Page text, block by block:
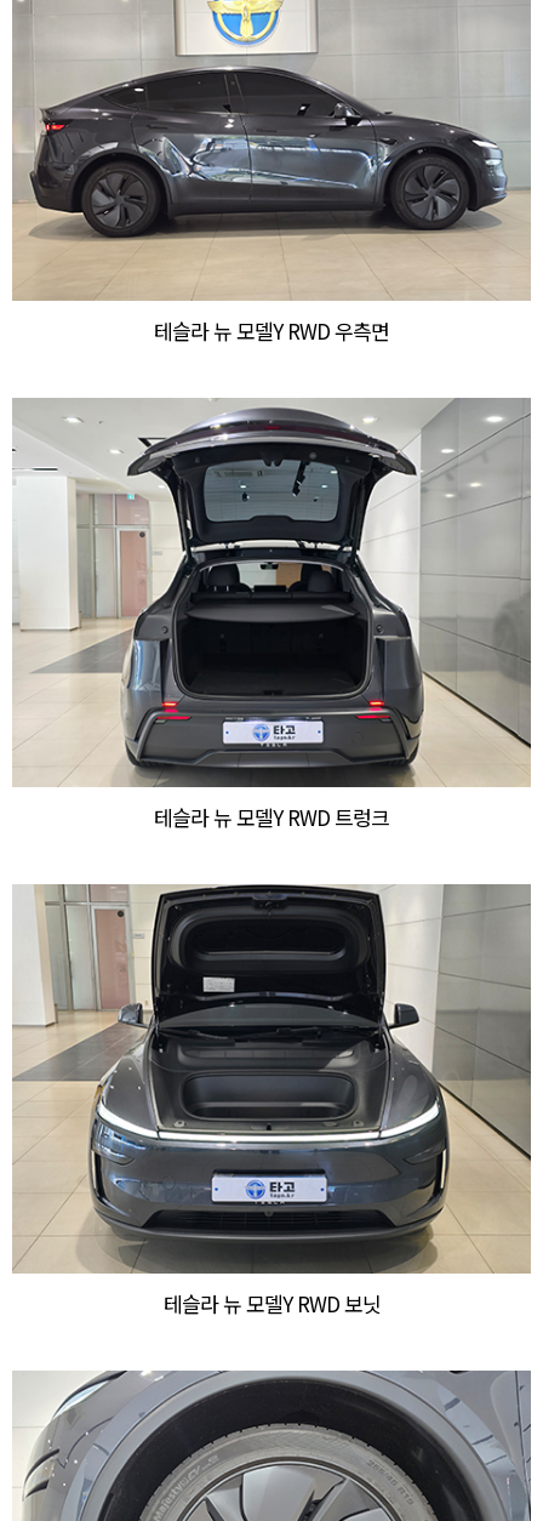
테슬라 뉴 모델Y RWD 우측면
테슬라 뉴 모델Y RWD 트렁크
테슬라 뉴 모델Y RWD 보닛